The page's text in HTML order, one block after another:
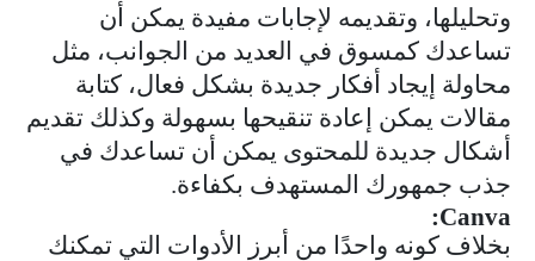
وتحليلها، وتقديمه لإجابات مفيدة يمكن أن
تساعدك كمسوق في العديد من الجوانب، مثل
محاولة إيجاد أفكار جديدة بشكل فعال، كتابة
مقالات يمكن إعادة تنقيحها بسهولة وكذلك تقديم
أشكال جديدة للمحتوى يمكن أن تساعدك في
جذب جمهورك المستهدف بكفاءة.
Canva
:
بخلاف كونه واحدًا من أبرز الأدوات التي تمكنك